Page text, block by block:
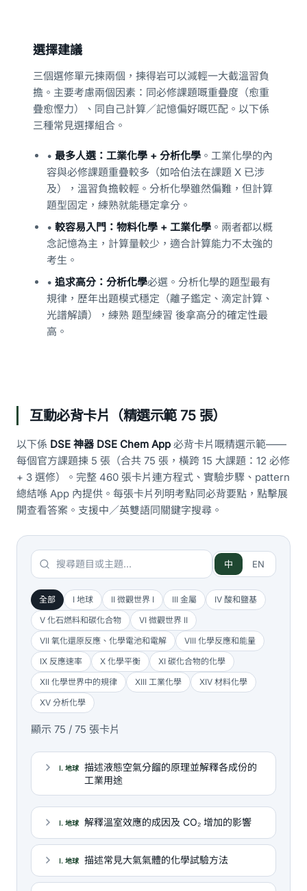
選擇建議
三個選修單元揀兩個，揀得岩可以減輕一大截溫習負
擔。主要考慮兩個因素：同必修課題嘅重疊度（愈重
疊愈慳力）、同自己計算／記憶偏好嘅匹配。以下係
三種常見選擇組合。
• 最多人選：工業化學 + 分析化學 。工業化學的內
容與必修課題重疊較多（如哈伯法在課題 X 已涉
及），溫習負擔較輕。分析化學雖然偏難，但計算
題型固定，練熟就能穩定拿分。
• 較容易入門：物料化學 + 工業化學 。兩者都以概
念記憶為主，計算量較少，適合計算能力不太強的
考生。
• 追求高分：分析化學必選。分析化學的題型最有
規律，歷年出題模式穩定（離子鑑定、滴定計算、
光譜解讀），練熟 題型練習 後拿高分的確定性最
高。
互動必背卡片（精選示範 75 張）
以下係 DSE 神器 DSE Chem App 必背卡片嘅精選示範——
每個官方課題揀 5 張（合共 75 張，橫跨 15 大課題：12 必修
+ 3 選修）。完整 460 張卡片連方程式、實驗步驟、pattern
總結喺 App 內提供。每張卡片列明考點同必背要點，點擊展
開查看答案。支援中／英雙語同關鍵字搜尋。
中 EN
全部 I 地球 II 微觀世界 I III 金屬
IV 酸和鹽基
V 化石燃料和碳化合物
VI 微觀世界 II
VII 氧化還原反應、化學電池和電解
VIII 化學反應和能量
IX 反應速率
X 化學平衡
XI 碳化合物的化學
XII 化學世界中的規律
XIII 工業化學
XIV 材料化學
XV 分析化學
顯示 75 / 75 張卡片
I. 地球
描述液態空氣分餾的原理並解釋各成份的
工業用途
I. 地球 解釋溫室效應的成因及 CO₂ 增加的影響
I. 地球 描述常見大氣氣體的化學試驗方法